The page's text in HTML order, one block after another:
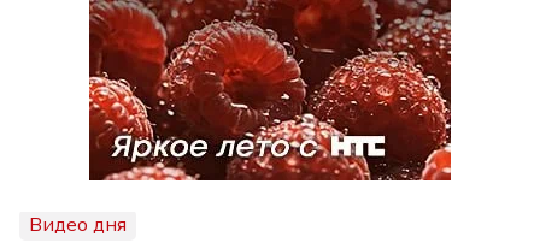
Видео дня